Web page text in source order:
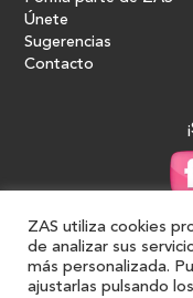
Únete
Sugerencias
Contacto
ZAS utiliza cookies
de analizar sus
más personalizada.
ajustarlas pulsando